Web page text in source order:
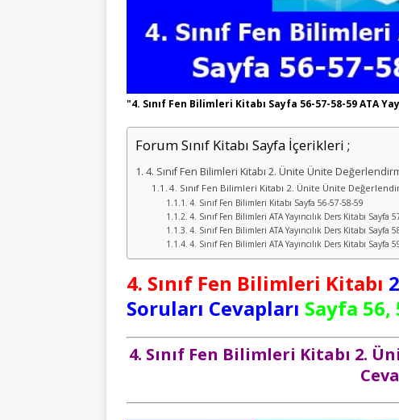
"4. Sınıf Fen Bilimleri Kitabı Sayfa 56-57-58-59 ATA
Forum Sınıf Kitabı Sayfa İçerikleri ;
4. Sınıf Fen Bilimleri Kitabı 2. Ünite Ünite
4. Sınıf Fen Bilimleri Kitabı 2. Ünite Ünite
4. Sınıf Fen Bilimleri Kitabı Sayfa 56-57-58-59
4. Sınıf Fen Bilimleri ATA Yayıncılık Ders Kitabı Sayfa
4. Sınıf Fen Bilimleri ATA Yayıncılık Ders Kitabı Sayfa
4. Sınıf Fen Bilimleri ATA Yayıncılık Ders Kitabı Sayfa
4. Sınıf Fen Bilimleri Kitabı
Soruları Cevapları Sayfa 56,
4. Sınıf Fen Bilimleri Kitabı 2.